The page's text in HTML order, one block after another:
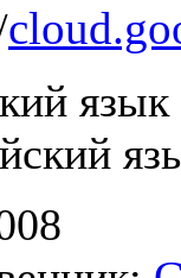
язык